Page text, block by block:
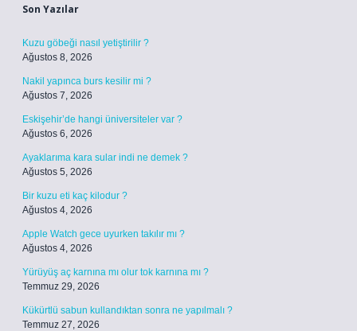
Son Yazılar
Kuzu göbeği nasıl yetiştirilir ?
Ağustos 8, 2026
Nakil yapınca burs kesilir mi ?
Ağustos 7, 2026
Eskişehir’de hangi üniversiteler var ?
Ağustos 6, 2026
Ayaklarıma kara sular indi ne demek ?
Ağustos 5, 2026
Bir kuzu eti kaç kilodur ?
Ağustos 4, 2026
Apple Watch gece uyurken takılır mı ?
Ağustos 4, 2026
Yürüyüş aç karnına mı olur tok karnına mı ?
Temmuz 29, 2026
Kükürtlü sabun kullandıktan sonra ne yapılmalı ?
Temmuz 27, 2026